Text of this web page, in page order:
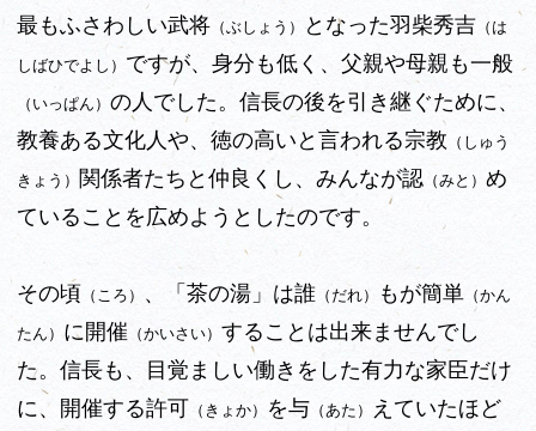
最もふさわしい武将 （ぶしょう） となった羽柴秀吉 （は
しばひでよし） ですが、身分も低く、父親や母親も一般
（いっぱん） の人でした。信長の後を引き継ぐために、
教養ある文化人や、徳の高いと言われる宗教 （しゅう
きょう）
関係者たちと仲良くし、みんなが認 （みと） め
ていることを広めようとしたのです。
その頃 （ころ） 、「茶の湯」は誰 （だれ） もが簡単 （かん
たん） に開催 （かいさい） することは出来ませんでし
た。信長も、目覚ましい働きをした有力な家臣だけ
に、開催する許可 （きょか） を与 （あた）
えていたほど